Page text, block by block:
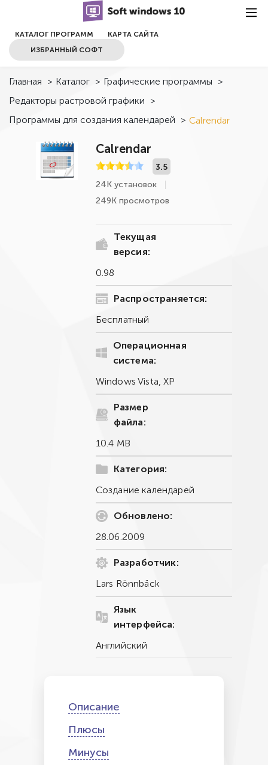
КАТАЛОГ ПРОГРАММ
КАРТА САЙТА
ИЗБРАННЫЙ СОФТ
Главная > Каталог > Графические программы >
Редакторы растровой графики >
Программы для создания календарей > Calrendar
Calrendar
3.5
24К установок
249К просмотров
Текущая
версия:
0.98
Распространяется:
Бесплатный
Операционная
система:
Windows Vista, XP
Размер
файла:
10.4 MB
Категория:
Создание календарей
Обновлено:
28.06.2009
Разработчик:
Lars Rönnbäck
Язык
интерфейса:
Английский
Описание
Плюсы
Минусы